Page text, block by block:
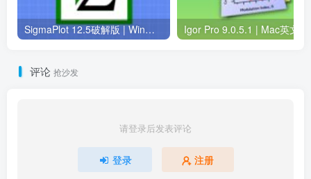
SigmaPlot 12.5破解版 | Win中文版 | 科学绘图软件 | 下载及安装教程
评论 抢沙发
请登录后发表评论
登录 注册